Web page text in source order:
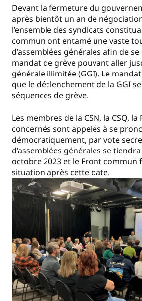
Devant la fermeture du
après bientôt un an de
l’ensemble des syndicats
commun ont entamé une vaste
d’assemblées générales afin de se
mandat de grève pouvant aller
générale illimitée (GGI). Le
que le déclenchement de la GGI
séquences de grève.
Les membres de la CSN, la CSQ, la
concernés sont appelés à se
démocratiquement, par vote
d’assemblées générales se tiendra
octobre 2023 et le Front commun
situation après cette date.